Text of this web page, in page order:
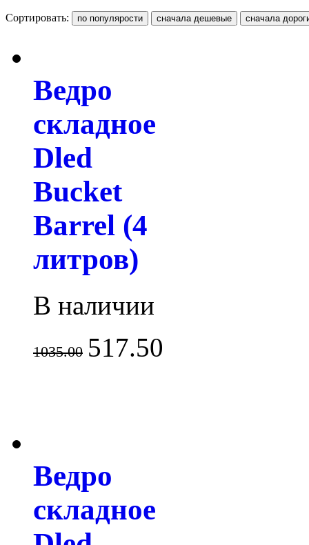
Сортировать:
Ведро
складное
Dled
Bucket
Barrel (4
литров)
В наличии
1035.00 517.50
Ведро
складное